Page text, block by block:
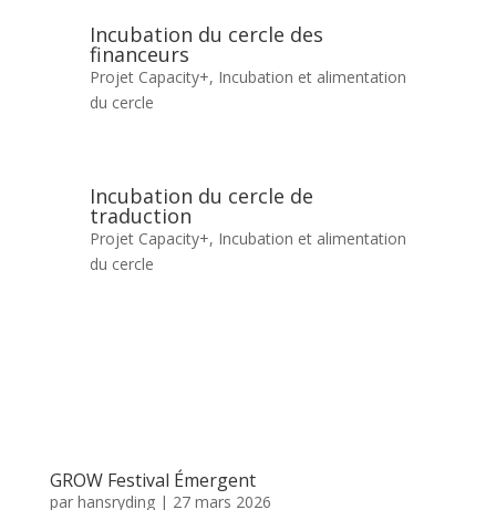
Incubation du cercle des
financeurs
Projet Capacity+, Incubation et alimentation
du cercle
Incubation du cercle de
traduction
Projet Capacity+, Incubation et alimentation
du cercle
GROW Festival Émergent
par hansryding| 27 mars 2026